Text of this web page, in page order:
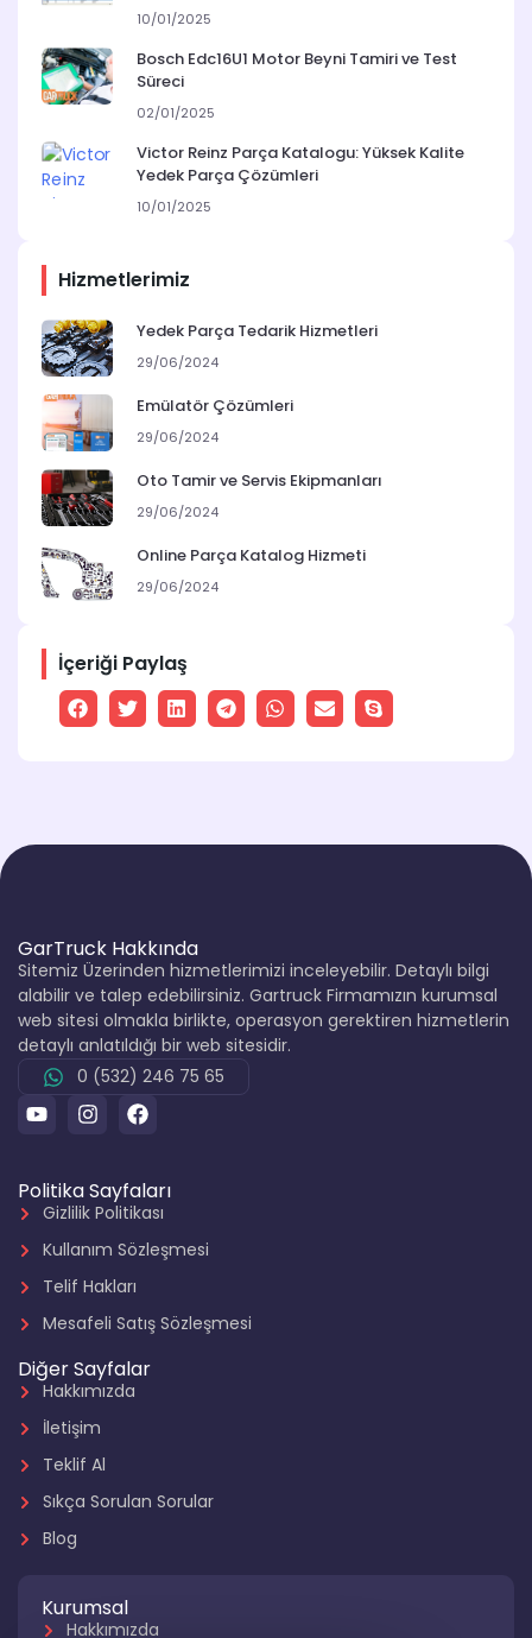
10/01/2025
Bosch Edc16U1 Motor Beyni Tamiri ve Test
Süreci
02/01/2025
Victor Reinz Parça Katalogu: Yüksek Kalite
Yedek Parça Çözümleri
10/01/2025
Hizmetlerimiz
Yedek Parça Tedarik Hizmetleri
29/06/2024
Emülatör Çözümleri
29/06/2024
Oto Tamir ve Servis Ekipmanları
29/06/2024
Online Parça Katalog Hizmeti
29/06/2024
İçeriği Paylaş
GarTruck Hakkında
Sitemiz Üzerinden hizmetlerimizi inceleyebilir. Detaylı bilgi
alabilir ve talep edebilirsiniz. Gartruck Firmamızın kurumsal
web sitesi olmakla birlikte, operasyon gerektiren hizmetlerin
detaylı anlatıldığı bir web sitesidir.
0 (532) 246 75 65
Politika Sayfaları
Gizlilik Politikası
Kullanım Sözleşmesi
Telif Hakları
Mesafeli Satış Sözleşmesi
Diğer Sayfalar
Hakkımızda
İletişim
Teklif Al
Sıkça Sorulan Sorular
Blog
Kurumsal
Hakkımızda